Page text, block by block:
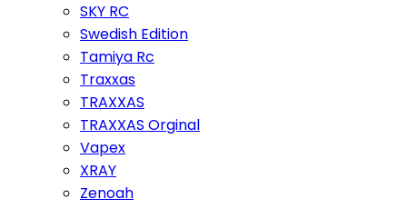
SKY RC
Swedish Edition
Tamiya Rc
Traxxas
TRAXXAS
TRAXXAS Orginal
Vapex
XRAY
Zenoah